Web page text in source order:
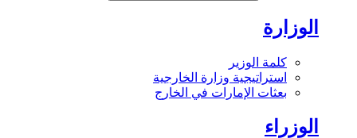
الوزارة
كلمة الوزير
استراتيجية وزارة الخارجية
بعثات الإمارات في الخارج
الوزراء